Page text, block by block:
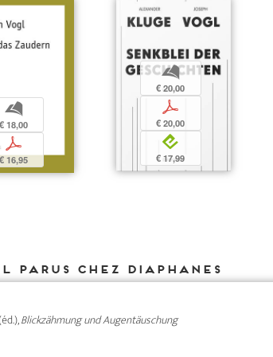
b
€ 18,00
p
16,95
b
€ 20,00
p
€ 20,00
e
€ 17,99
chez DIAPHANES
Blickzähmung und Augentäuschung